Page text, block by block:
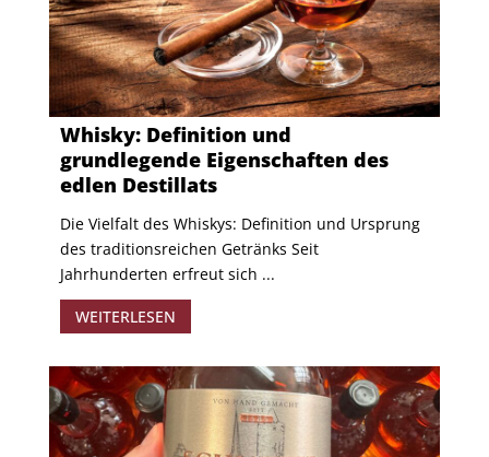
Whisky: Definition und
grundlegende Eigenschaften des
edlen Destillats
Die Vielfalt des Whiskys: Definition und Ursprung
des traditionsreichen Getränks Seit
Jahrhunderten erfreut sich ...
WEITERLESEN